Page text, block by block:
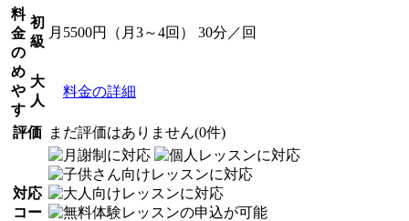
料
金
の
め
や
す
初
級
月5500円（月3～4回） 30分／回
大
人
料金の詳細
評価 まだ評価はありません(0件)
対応
コー